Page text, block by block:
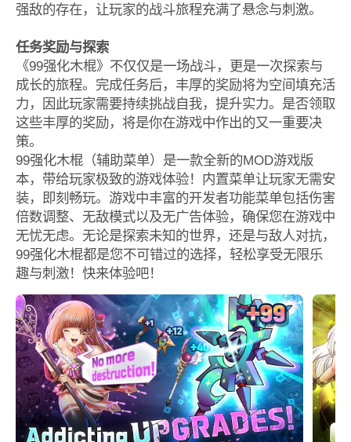
强敌的存在，让玩家的战斗旅程充满了悬念与刺激。
任务奖励与探索
《99强化木棍》不仅仅是一场战斗，更是一次探索与
成长的旅程。完成任务后，丰厚的奖励将为空间填充活
力，因此玩家需要持续挑战自我，提升实力。是否领取
这些丰厚的奖励，将是你在游戏中作出的又一重要决
策。
99强化木棍（辅助菜单）是一款全新的MOD游戏版
本，带给玩家极致的游戏体验！内置菜单让玩家无需安
装，即刻畅玩。游戏中丰富的开发者功能菜单包括伤害
倍数调整、无敌模式以及无广告体验，确保您在游戏中
无忧无虑。无论是探索未知的世界，还是与敌人对抗，
99强化木棍都是您不可错过的选择，轻松享受无限乐
趣与刺激！快来体验吧！